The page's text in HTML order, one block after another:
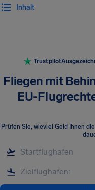
Inhalt
Trustpilot
Fliegen mit
EU-
Prüfen Sie, wieviel Geld Ihnen